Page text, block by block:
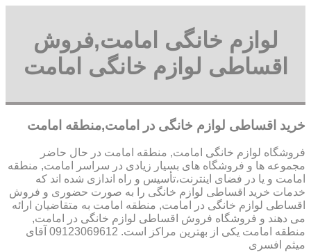
لوازم خانگی امامت,فروش
اقساطی لوازم خانگی امامت
خرید اقساطی لوازم خانگی در امامت,منطقه امامت
فروشگاه لوازم خانگی امامت, منطقه امامت در حال حاضر
مجموعه ها و فروشگاه های بسیار زیادی در سراسر امامت, منطقه
امامت و یا در فضای اینترنت،تأسیس و راه اندازی شده اند که
خدمات خرید اقساطی لوازم خانگی را به صورت حضوری و فروش
اقساطی لوازم خانگی در امامت, منطقه امامت به متقاضیان ارائه
می دهند و فروشگاه فروش اقساطی لوازم خانگی در امامت,
منطقه امامت یکی از بهترین مراکز است. 09123069612 آقای
میثم افسری